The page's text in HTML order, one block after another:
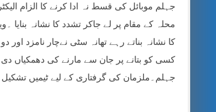
جہلم موبائل کی قسط نہ ادا کرنے کا الزام
محلہ کے مقام پر لے جاکر تشدد کا نشانہ بنایا
کا نشانہ بناتے رہے تھانہ سٹی نےچار نامزد اور
کسی کو بتانے پر جان سے مارنے کی دھمکیاں
جہلم۔ملزمان کی گرفتاری کے لیے ٹیمیں